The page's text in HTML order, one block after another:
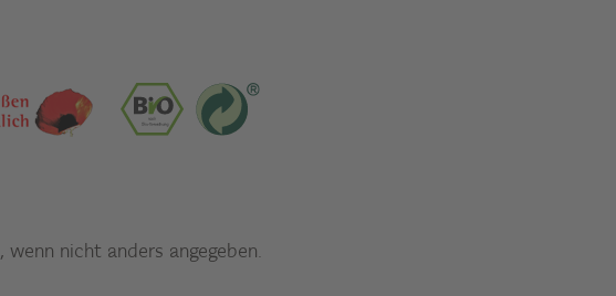
, wenn nicht anders angegeben.